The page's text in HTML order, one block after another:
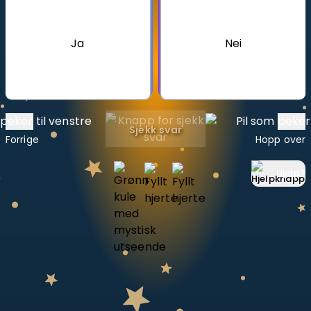
Velg læreplan
Logg inn
Ja Nei
Forrige
Sjekk svar
Hopp over
Hjelp